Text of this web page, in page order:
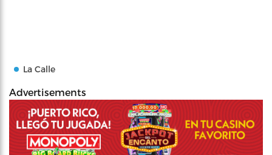
La Calle
Advertisements